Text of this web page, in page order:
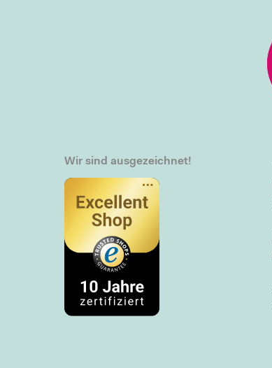
Wir sind ausgezeichnet!